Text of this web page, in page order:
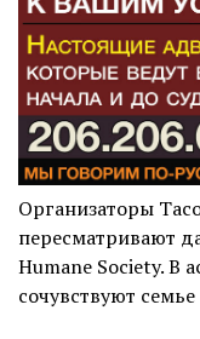
Организаторы
пересматривают
Humane Society. В
сочувствуют